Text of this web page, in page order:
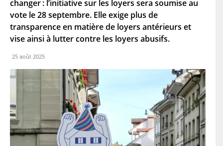
changer : l’initiative sur les loyers sera soumise au
vote le 28 septembre. Elle exige plus de
transparence en matière de loyers antérieurs et
vise ainsi à lutter contre les loyers abusifs.
25 août 2025
e
f
a
m
l
C
u
r
i
l
*
C
d
e
p
a
l
au courant de l'actualité. Pour en savoir plus, cliquez
ici.
S'ABONNER